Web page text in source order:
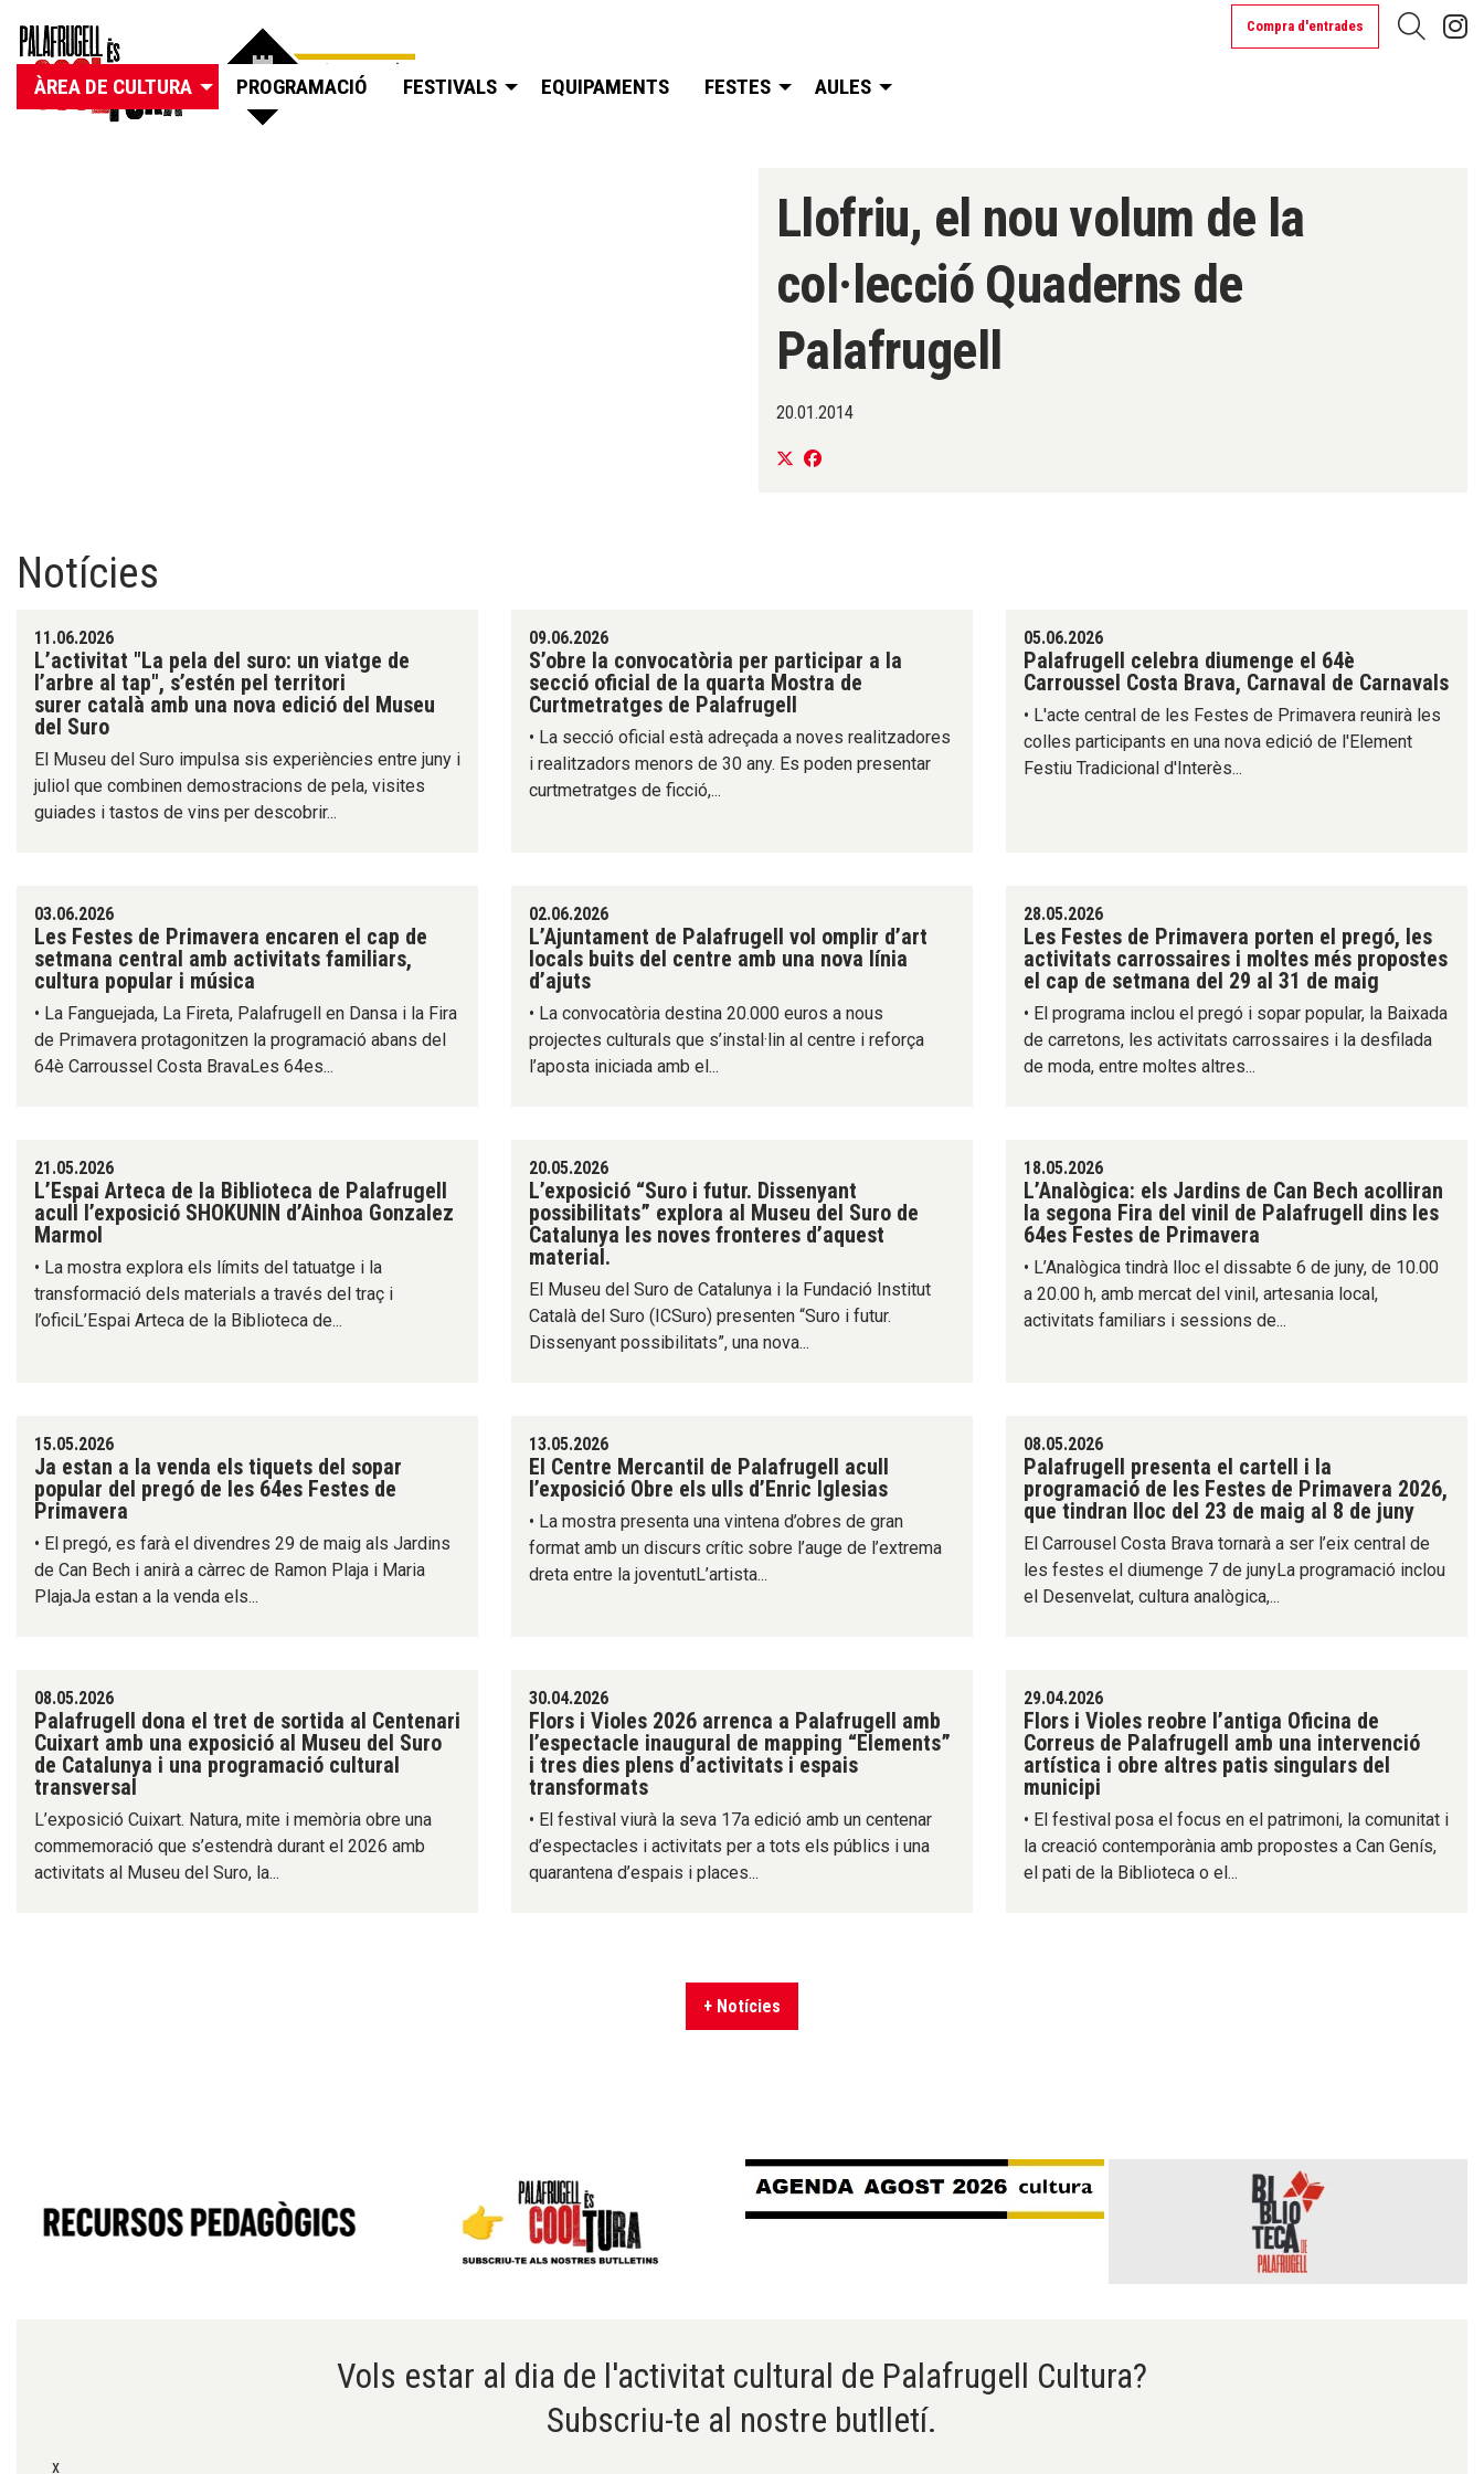
Compra d'entrades
ÀREA DE CULTURA PROGRAMACIÓ FESTIVALS EQUIPAMENTS FESTES AULES
Llofriu, el nou volum de la
col·lecció Quaderns de
Palafrugell
20.01.2014
Notícies
11.06.2026
L’activitat "La pela del suro: un viatge de
l’arbre al tap", s’estén pel territori
surer català amb una nova edició del Museu
del Suro
El Museu del Suro impulsa sis experiències entre juny i
juliol que combinen demostracions de pela, visites
guiades i tastos de vins per descobrir...
09.06.2026
S’obre la convocatòria per participar a la
secció oficial de la quarta Mostra de
Curtmetratges de Palafrugell
• La secció oficial està adreçada a noves realitzadores
i realitzadors menors de 30 any. Es poden presentar
curtmetratges de ficció,...
05.06.2026
Palafrugell celebra diumenge el 64è
Carroussel Costa Brava, Carnaval de Carnavals
• L'acte central de les Festes de Primavera reunirà les
colles participants en una nova edició de l'Element
Festiu Tradicional d'Interès...
03.06.2026
Les Festes de Primavera encaren el cap de
setmana central amb activitats familiars,
cultura popular i música
• La Fanguejada, La Fireta, Palafrugell en Dansa i la Fira
de Primavera protagonitzen la programació abans del
64è Carroussel Costa BravaLes 64es...
02.06.2026
L’Ajuntament de Palafrugell vol omplir d’art
locals buits del centre amb una nova línia
d’ajuts
• La convocatòria destina 20.000 euros a nous
projectes culturals que s’instal·lin al centre i reforça
l’aposta iniciada amb el...
28.05.2026
Les Festes de Primavera porten el pregó, les
activitats carrossaires i moltes més propostes
el cap de setmana del 29 al 31 de maig
• El programa inclou el pregó i sopar popular, la Baixada
de carretons, les activitats carrossaires i la desfilada
de moda, entre moltes altres...
21.05.2026
L’Espai Arteca de la Biblioteca de Palafrugell
acull l’exposició SHOKUNIN d’Ainhoa Gonzalez
Marmol
• La mostra explora els límits del tatuatge i la
transformació dels materials a través del traç i
l’oficiL’Espai Arteca de la Biblioteca de...
20.05.2026
L’exposició “Suro i futur. Dissenyant
possibilitats” explora al Museu del Suro de
Catalunya les noves fronteres d’aquest
material.
El Museu del Suro de Catalunya i la Fundació Institut
Català del Suro (ICSuro) presenten “Suro i futur.
Dissenyant possibilitats”, una nova...
18.05.2026
L’Analògica: els Jardins de Can Bech acolliran
la segona Fira del vinil de Palafrugell dins les
64es Festes de Primavera
• L’Analògica tindrà lloc el dissabte 6 de juny, de 10.00
a 20.00 h, amb mercat del vinil, artesania local,
activitats familiars i sessions de...
15.05.2026
Ja estan a la venda els tiquets del sopar
popular del pregó de les 64es Festes de
Primavera
• El pregó, es farà el divendres 29 de maig als Jardins
de Can Bech i anirà a càrrec de Ramon Plaja i Maria
PlajaJa estan a la venda els...
13.05.2026
El Centre Mercantil de Palafrugell acull
l’exposició Obre els ulls d’Enric Iglesias
• La mostra presenta una vintena d’obres de gran
format amb un discurs crític sobre l’auge de l’extrema
dreta entre la joventutL’artista...
08.05.2026
Palafrugell presenta el cartell i la
programació de les Festes de Primavera 2026,
que tindran lloc del 23 de maig al 8 de juny
El Carrousel Costa Brava tornarà a ser l’eix central de
les festes el diumenge 7 de junyLa programació inclou
el Desenvelat, cultura analògica,...
08.05.2026
Palafrugell dona el tret de sortida al Centenari
Cuixart amb una exposició al Museu del Suro
de Catalunya i una programació cultural
transversal
L’exposició Cuixart. Natura, mite i memòria obre una
commemoració que s’estendrà durant el 2026 amb
activitats al Museu del Suro, la...
30.04.2026
Flors i Violes 2026 arrenca a Palafrugell amb
l’espectacle inaugural de mapping “Elements”
i tres dies plens d’activitats i espais
transformats
• El festival viurà la seva 17a edició amb un centenar
d’espectacles i activitats per a tots els públics i una
quarantena d’espais i places...
29.04.2026
Flors i Violes reobre l’antiga Oficina de
Correus de Palafrugell amb una intervenció
artística i obre altres patis singulars del
municipi
• El festival posa el focus en el patrimoni, la comunitat i
la creació contemporània amb propostes a Can Genís,
el pati de la Biblioteca o el...
+ Notícies
Vols estar al dia de l'activitat cultural de Palafrugell Cultura?
Subscriu-te al nostre butlletí.
x